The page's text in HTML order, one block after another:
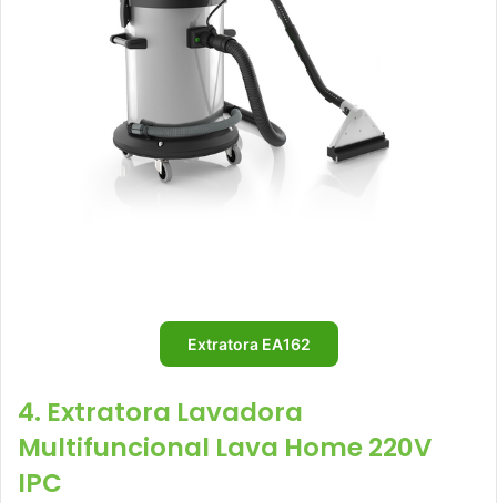
Extratora EA162
4. Extratora Lavadora
Multifuncional Lava Home 220V
IPC